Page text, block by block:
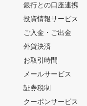
銀行との口座連携
投資情報サービス
ご入金・ご出金
外貨決済
お取引時間
メールサービス
証券税制
クーポンサービス